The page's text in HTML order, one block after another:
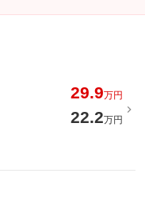
29.9万円
22.2万円